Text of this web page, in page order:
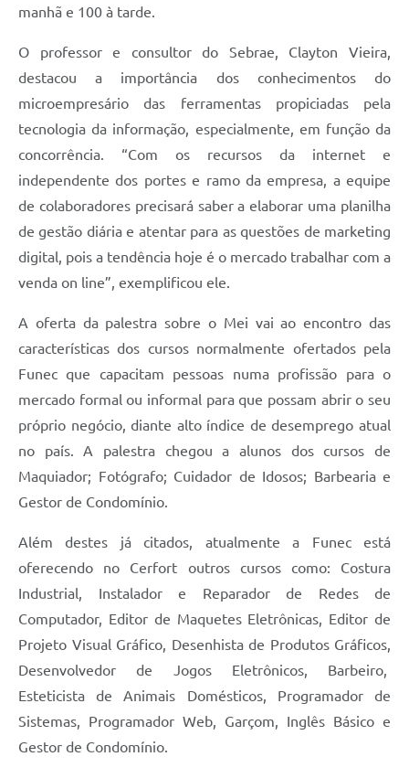
manhã e 100 à tarde.
O professor e consultor do Sebrae, Clayton Vieira,
destacou a importância dos conhecimentos do
microempresário das ferramentas propiciadas pela
tecnologia da informação, especialmente, em função da
concorrência. “Com os recursos da internet e
independente dos portes e ramo da empresa, a equipe
de colaboradores precisará saber a elaborar uma planilha
de gestão diária e atentar para as questões de marketing
digital, pois a tendência hoje é o mercado trabalhar com a
venda on line”, exemplificou ele.
A oferta da palestra sobre o Mei vai ao encontro das
características dos cursos normalmente ofertados pela
Funec que capacitam pessoas numa profissão para o
mercado formal ou informal para que possam abrir o seu
próprio negócio, diante alto índice de desemprego atual
no país. A palestra chegou a alunos dos cursos de
Maquiador; Fotógrafo; Cuidador de Idosos; Barbearia e
Gestor de Condomínio.
Além destes já citados, atualmente a Funec está
oferecendo no Cerfort outros cursos como: Costura
Industrial, Instalador e Reparador de Redes de
Computador, Editor de Maquetes Eletrônicas, Editor de
Projeto Visual Gráfico, Desenhista de Produtos Gráficos,
Desenvolvedor de Jogos Eletrônicos, Barbeiro,
Esteticista de Animais Domésticos, Programador de
Sistemas, Programador Web, Garçom, Inglês Básico e
Gestor de Condomínio.